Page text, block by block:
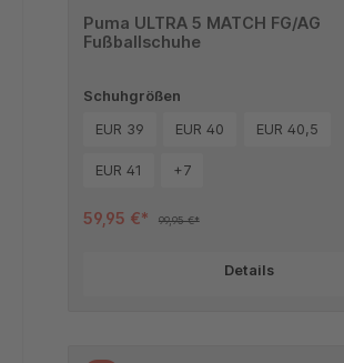
Puma ULTRA 5 MATCH FG/AG
Fußballschuhe
Schuhgrößen
EUR 39
EUR 40 EUR 40,5
EUR 41 +7
59,95 €* 99,95 €*
Details